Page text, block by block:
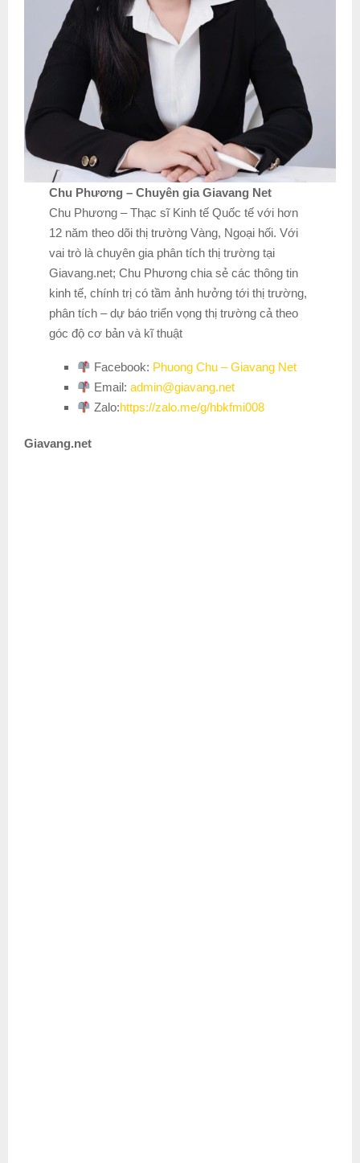
Chu Phương – Chuyên gia Giavang Net
Chu Phương – Thạc sĩ Kinh tế Quốc tế với hơn
12 năm theo dõi thị trường Vàng, Ngoại hối. Với
vai trò là chuyên gia phân tích thị trường tại
Giavang.net; Chu Phương chia sẻ các thông tin
kinh tế, chính trị có tầm ảnh hưởng tới thị trường,
phân tích – dự báo triển vọng thị trường cả theo
góc độ cơ bản và kĩ thuật
Facebook: Phuong Chu – Giavang Net
Email:admin@giavang.net
Zalo:https://zalo.me/g/hbkfmi008
Giavang.net